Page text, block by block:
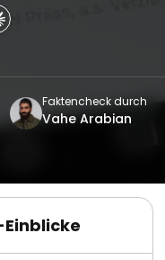
Faktencheck durch
Vahe Arabian